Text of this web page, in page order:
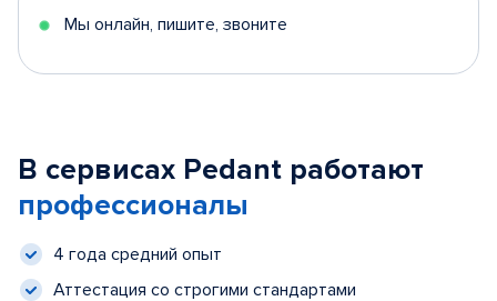
Мы онлайн, пишите, звоните
В сервисах Pedant работают
профессионалы
4 года средний опыт
Аттестация со строгими стандартами